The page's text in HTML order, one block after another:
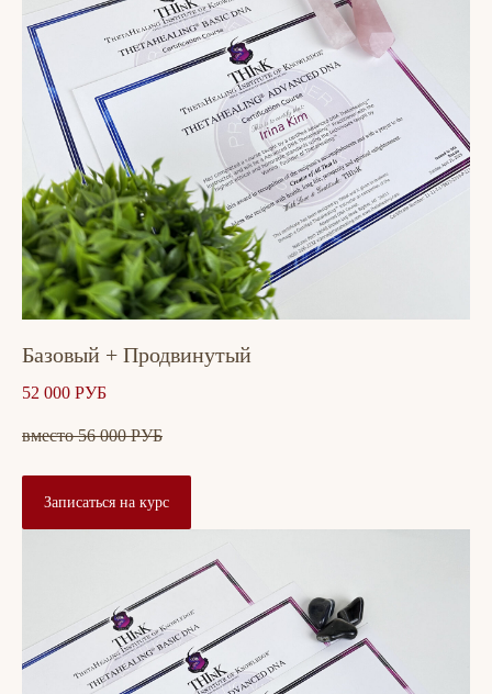
Базовый + Продвинутый
52 000 РУБ
вместо 56 000 РУБ
Записаться на курс